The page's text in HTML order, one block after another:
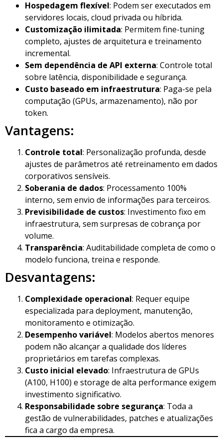
Hospedagem flexível: Podem ser executados em
servidores locais, cloud privada ou híbrida.
Customização ilimitada: Permitem fine-tuning
completo, ajustes de arquitetura e treinamento
incremental.
Sem dependência de API externa: Controle total
sobre latência, disponibilidade e segurança.
Custo baseado em infraestrutura: Paga-se pela
computação (GPUs, armazenamento), não por
token.
Vantagens:
Controle total: Personalização profunda, desde
ajustes de parâmetros até retreinamento em dados
corporativos sensíveis.
Soberania de dados: Processamento 100%
interno, sem envio de informações para terceiros.
Previsibilidade de custos: Investimento fixo em
infraestrutura, sem surpresas de cobrança por
volume.
Transparência: Auditabilidade completa de como o
modelo funciona, treina e responde.
Desvantagens:
Complexidade operacional: Requer equipe
especializada para deployment, manutenção,
monitoramento e otimização.
Desempenho variável: Modelos abertos menores
podem não alcançar a qualidade dos líderes
proprietários em tarefas complexas.
Custo inicial elevado: Infraestrutura de GPUs
(A100, H100) e storage de alta performance exigem
investimento significativo.
Responsabilidade sobre segurança: Toda a
gestão de vulnerabilidades, patches e atualizações
fica a cargo da empresa.